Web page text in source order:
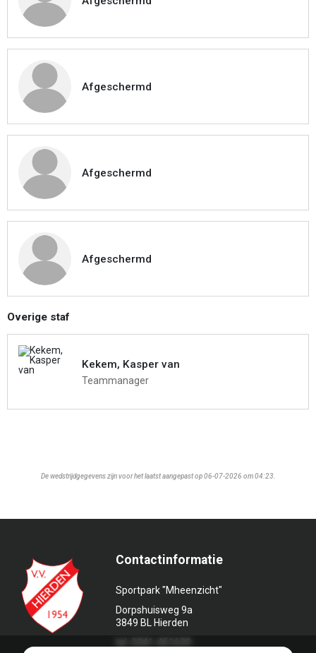
Afgeschermd
Afgeschermd
Afgeschermd
Overige staf
Kekem, Kasper van
Teammanager
De wedstrijdgegevens zijn voor het laatst aangepast op 06-07-2026 om 04:23.
Contactinformatie
Sportpark "Mheenzicht"
Dorpshuisweg 9a
3849 BL Hierden